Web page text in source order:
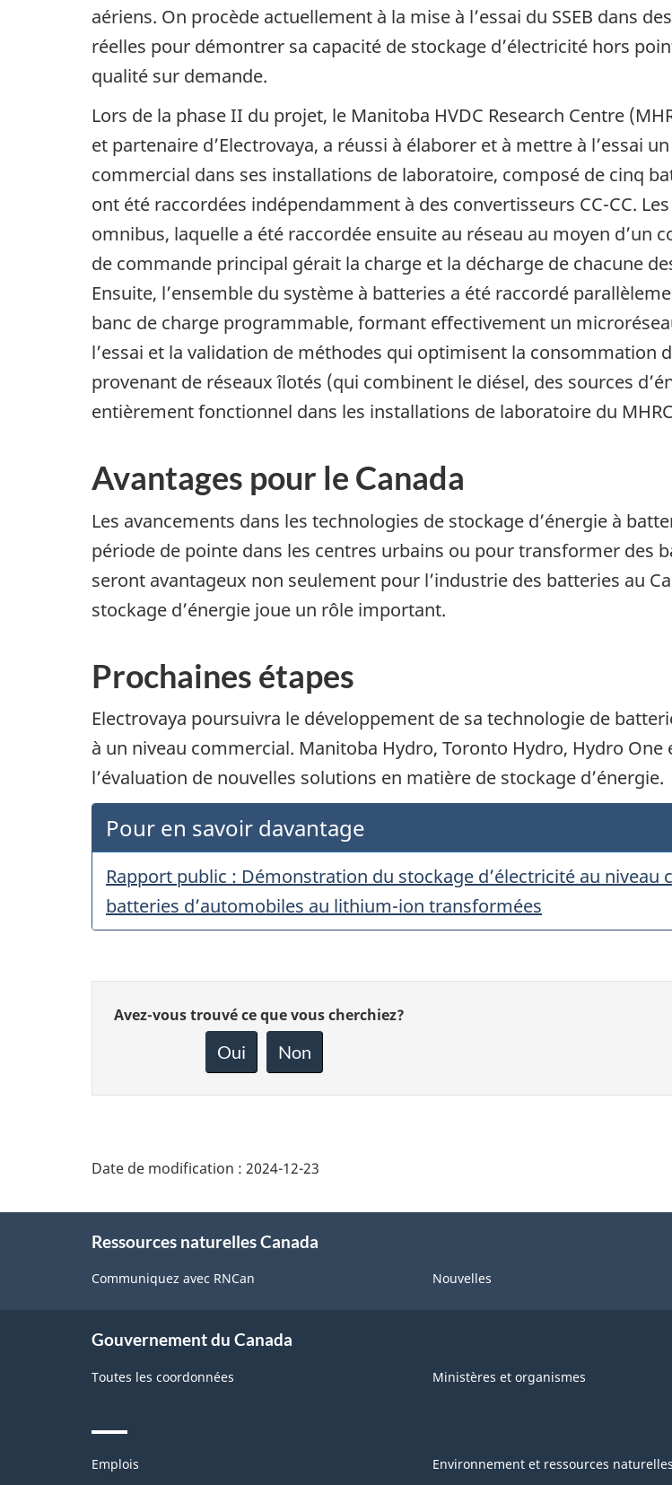
aériens. On procède actuellement à la mise à l’essai du SSEB dans
réelles pour démontrer sa capacité de stockage d’électricité hors
qualité sur demande.
Lors de la phase II du projet, le Manitoba HVDC Research Centre
et partenaire d’Electrovaya, a réussi à élaborer et à mettre à l’essai
commercial dans ses installations de laboratoire, composé de cinq
ont été raccordées indépendamment à des convertisseurs CC-CC.
omnibus, laquelle a été raccordée ensuite au réseau au moyen d’un
de commande principal gérait la charge et la décharge de chacune
Ensuite, l’ensemble du système à batteries a été raccordé
banc de charge programmable, formant effectivement un
l’essai et la validation de méthodes qui optimisent la consommation
provenant de réseaux îlotés (qui combinent le diésel, des sources
entièrement fonctionnel dans les installations de laboratoire du
Avantages pour le Canada
Les avancements dans les technologies de stockage d’énergie à
période de pointe dans les centres urbains ou pour transformer des
seront avantageux non seulement pour l’industrie des batteries au
stockage d’énergie joue un rôle important.
Prochaines étapes
Electrovaya poursuivra le développement de sa technologie de
à un niveau commercial. Manitoba Hydro, Toronto Hydro, Hydro
l’évaluation de nouvelles solutions en matière de stockage d’énergie.
Pour en savoir davantage
Rapport public : Démonstration du stockage d’électricité au
batteries d’automobiles au lithium-ion transformées
Donnez
Avez-vous trouvé ce que vous cherchiez?
Oui Non
Date de modification : 2024-12-23
Ressources naturelles Canada
Communiquez avec RNCan Nouvelles
Gouvernement du Canada
Toutes les coordonnées Ministères et organismes
Themes
Emplois Environnement et ressources naturelles